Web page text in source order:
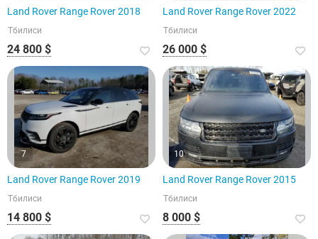
Land Rover Range Rover 2018
Тбилиси
24 800 $
Land Rover Range Rover 2022
Тбилиси
26 000 $
7
Land Rover Range Rover 2019
Тбилиси
14 800 $
10
Land Rover Range Rover 2015
Тбилиси
8 000 $